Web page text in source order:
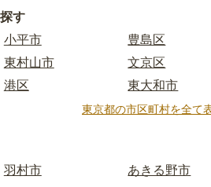
」、お墓の後継ぎに心配がある方
びましょう。
時は、お墓の基礎知識をご覧いただ
た業者のご紹介や、お墓の見学予
の条件以外に、供養に対する考え
自身で現地に行って確かめるしか
ださい。
す
小平市
豊島区
東村山市
文京区
港区
東大和市
江東区
八王子市
大田区
東京都の市区町村を全て
羽村市 あきる野市